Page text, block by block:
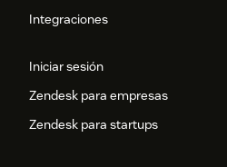
Integraciones
Iniciar sesión
Zendesk para empresas
Zendesk para startups